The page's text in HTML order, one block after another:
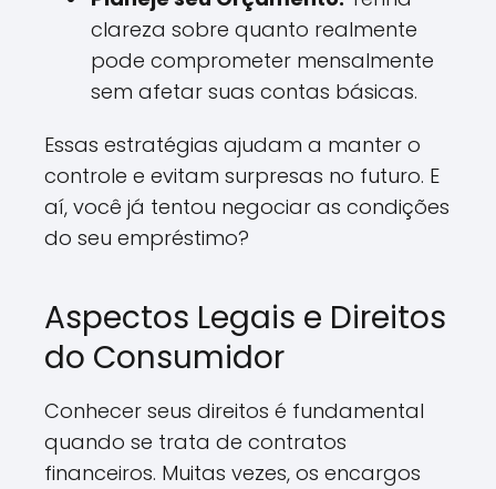
clareza sobre quanto realmente
pode comprometer mensalmente
sem afetar suas contas básicas.
Essas estratégias ajudam a manter o
controle e evitam surpresas no futuro. E
aí, você já tentou negociar as condições
do seu empréstimo?
Aspectos Legais e Direitos
do Consumidor
Conhecer seus direitos é fundamental
quando se trata de contratos
financeiros. Muitas vezes, os encargos